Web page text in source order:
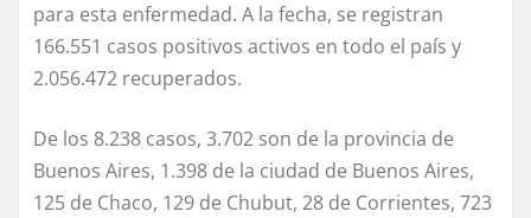
para esta enfermedad. A la fecha, se registran
166.551 casos positivos activos en todo el país y
2.056.472 recuperados.
De los 8.238 casos, 3.702 son de la provincia de
Buenos Aires, 1.398 de la ciudad de Buenos Aires,
125 de Chaco, 129 de Chubut, 28 de Corrientes, 723